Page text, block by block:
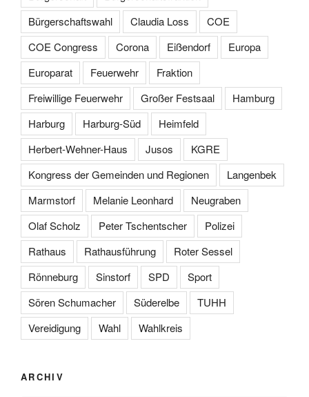
Bürgerschaftswahl
Claudia Loss
COE
COE Congress
Corona Eißendorf
Europa
Europarat
Feuerwehr
Fraktion
Freiwillige Feuerwehr
Großer Festsaal
Hamburg
Harburg
Harburg-Süd
Heimfeld
Herbert-Wehner-Haus
Jusos
KGRE
Kongress der Gemeinden und Regionen
Langenbek
Marmstorf
Melanie Leonhard
Neugraben
Olaf Scholz
Peter Tschentscher
Polizei
Rathaus
Rathausführung
Roter Sessel
Rönneburg
Sinstorf SPD
Sport
Sören Schumacher
Süderelbe
TUHH
Vereidigung
Wahl Wahlkreis
ARCHIV